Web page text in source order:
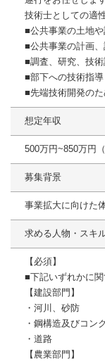
技術士としての適
■公共事業の土地
■公共事業の計画
■調査、研究、技
■部下への技術指導
■先端技術開発の
想定年収
500万円~850万円
募集背景
事業拡大に向けた
求める人物・スキ
【必須】
■下記いずれかに
【建設部門】
・河川、砂防
・鋼構造及びコン
・道路
【農業部門】